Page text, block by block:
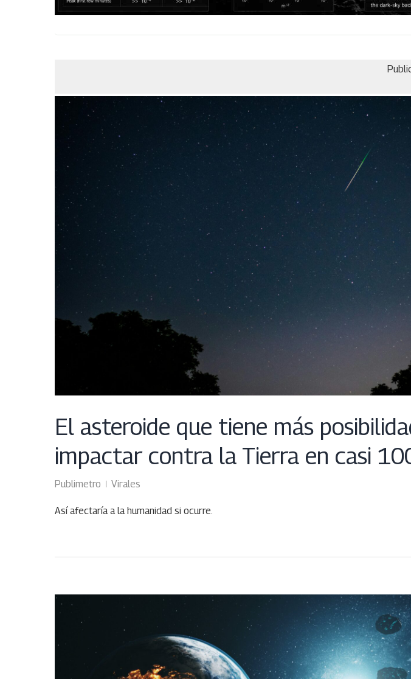
ABR
23
El asteroide que tiene más
impactar contra la Tierra en casi
Publimetro Virales
Así afectaría a la humanidad si ocurre.